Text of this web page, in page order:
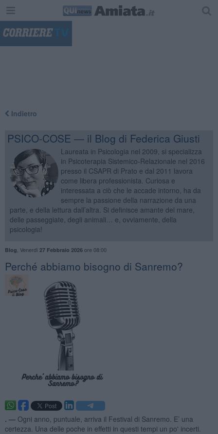
Indietro
PSICO-COSE — il Blog di Federica Giusti
Laureata in Psicologia nel 2009, si specializza
in Psicoterapia Sistemico-Relazionale nel 2016
presso il CSAPR di Prato e dal 2011 lavora
come libera professionista. Curiosa e
interessata a ciò che le accade intorno, ha da
sempre la passione della narrazione da una
parte, e della lettura dall’altra. Si definisce amante del mare,
delle passeggiate, degli animali… e, ovviamente, della
psicologia!
Blog Venerdì 27 Febbraio 2026ore 08:00
​Perché abbiamo bisogno di Sanremo?
. — Ogni anno, puntuale, arriva il Festival di Sanremo. E’ una
certezza. Una delle poche in effetti in questi tempi un po' incerti.